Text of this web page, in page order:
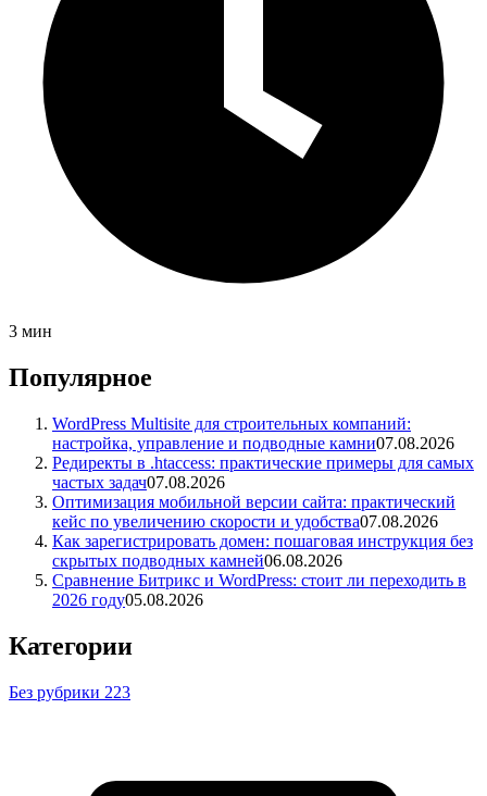
3 мин
Популярное
WordPress Multisite для строительных компаний:
настройка, управление и подводные камни07.08.2026
Редиректы в .htaccess: практические примеры для самых
частых задач07.08.2026
Оптимизация мобильной версии сайта: практический
кейс по увеличению скорости и удобства07.08.2026
Как зарегистрировать домен: пошаговая инструкция без
скрытых подводных камней06.08.2026
Сравнение Битрикс и WordPress: стоит ли переходить в
2026 году05.08.2026
Категории
Без рубрики 223